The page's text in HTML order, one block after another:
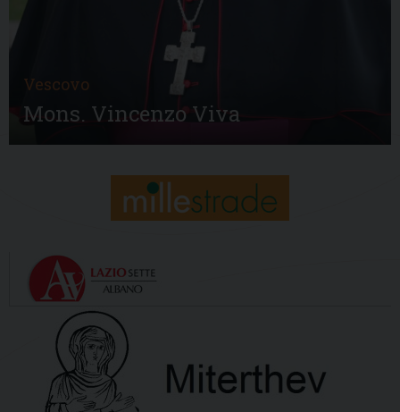
Vescovo
Mons. Vincenzo Viva